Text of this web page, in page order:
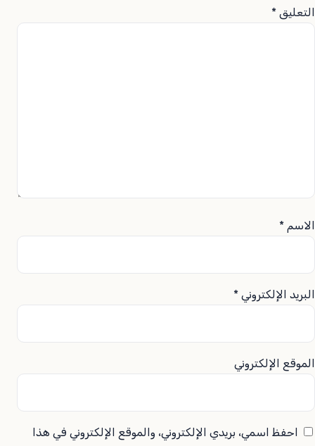
التعليق *
الاسم *
البريد الإلكتروني *
الموقع الإلكتروني
احفظ اسمي، بريدي الإلكتروني، والموقع الإلكتروني في هذا